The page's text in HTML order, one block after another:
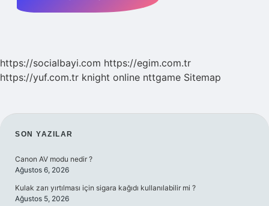
https://socialbayi.com https://egim.com.tr
https://yuf.com.tr knight online nttgame Sitemap
SIDEBAR
SON YAZILAR
Canon AV modu nedir ?
Ağustos 6, 2026
Kulak zarı yırtılması için sigara kağıdı kullanılabilir mi ?
Ağustos 5, 2026